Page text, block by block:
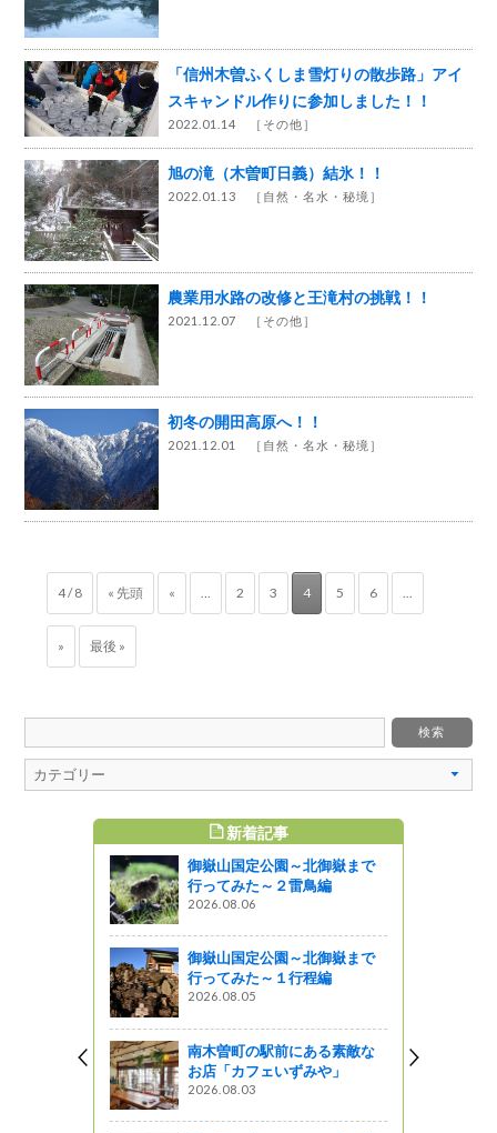
「信州木曽ふくしま雪灯りの散歩路」アイ
スキャンドル作りに参加しました！！
2022.01.14 ［ その他］
旭の滝（木曽町日義）結氷！！
2022.01.13 ［ 自然・名水・秘境 ］
農業用水路の改修と王滝村の挑戦！！
2021.12.07 ［ その他］
初冬の開田高原へ！！
2021.12.01 ［ 自然・名水・秘境 ］
4 / 8 « 先頭 « 2 3 4 5 6
» 最後 »
新着記事
御嶽山国定公園～北御嶽まで
行ってみた～２雷鳥編
2026.08.06
御嶽山国定公園～北御嶽まで
行ってみた～１行程編
2026.08.05
南木曽町の駅前にある素敵な
お店「カフェいずみや」
2026.08.03